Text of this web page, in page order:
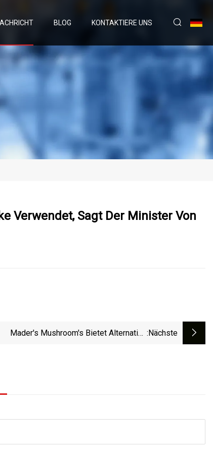
BLOG KONTAKTIERE UNS
Verwendet, Sagt Der Minister Von
Mader's Mushroom's Bietet Alternative :nächste